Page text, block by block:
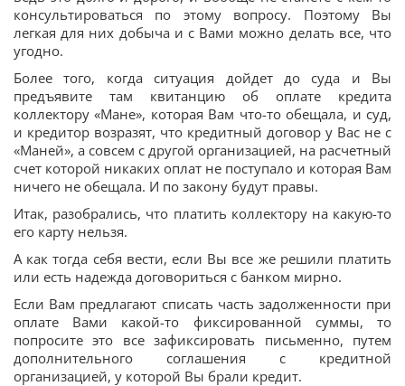
консультироваться по этому вопросу. Поэтому Вы
легкая для них добыча и с Вами можно делать все, что
угодно.
Более того, когда ситуация дойдет до суда и Вы
предъявите там квитанцию об оплате кредита
коллектору «Мане», которая Вам что-то обещала, и суд,
и кредитор возразят, что кредитный договор у Вас не с
«Маней», а совсем с другой организацией, на расчетный
счет которой никаких оплат не поступало и которая Вам
ничего не обещала. И по закону будут правы.
Итак, разобрались, что платить коллектору на какую-то
его карту нельзя.
А как тогда себя вести, если Вы все же решили платить
или есть надежда договориться с банком мирно.
Если Вам предлагают списать часть задолженности при
оплате Вами какой-то фиксированной суммы, то
попросите это все зафиксировать письменно, путем
дополнительного соглашения с кредитной
организацией, у которой Вы брали кредит.